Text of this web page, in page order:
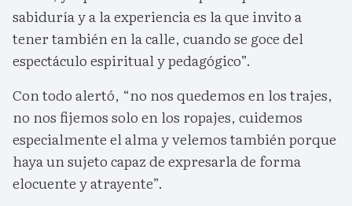
sabiduría y a la experiencia es la que invito a
tener también en la calle, cuando se goce del
espectáculo espiritual y pedagógico”.
Con todo alertó, “no nos quedemos en los trajes,
no nos fijemos solo en los ropajes, cuidemos
especialmente el alma y velemos también porque
haya un sujeto capaz de expresarla de forma
elocuente y atrayente”.